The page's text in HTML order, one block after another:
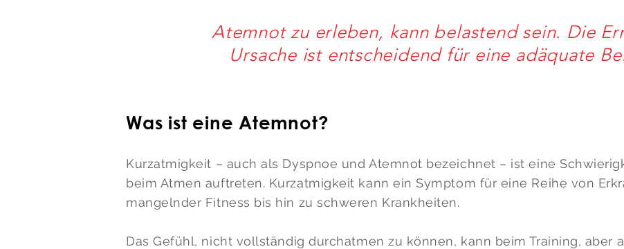
Atemnot zu erleben, kann belastend sein. Die
Ursache ist entscheidend für eine adäquate
Was ist eine Atemnot?
Kurzatmigkeit – auch als Dyspnoe und Atemnot bezeichnet – ist eine
beim Atmen auftreten. Kurzatmigkeit kann ein Symptom für eine Reihe von
mangelnder Fitness bis hin zu schweren Krankheiten.
Das Gefühl, nicht vollständig durchatmen zu können, kann beim Training, aber